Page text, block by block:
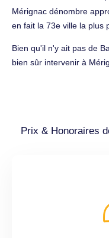
Mérignac dénombre
en fait la 73e ville la plus
Bien qu'il n'y ait pas de
bien sûr intervenir à
Prix & Honoraires